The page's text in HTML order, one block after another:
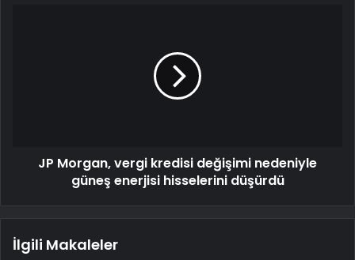
JP Morgan, vergi kredisi değişimi nedeniyle
güneş enerjisi hisselerini düşürdü
İlgili Makaleler